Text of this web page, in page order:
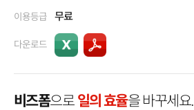
이용등급 무료
다운로드
비즈폼으로 일의 효율을 바꾸세요.